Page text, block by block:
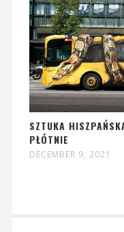
SZTUKA
PŁÓTNIE
DECEMBER 9, 2021